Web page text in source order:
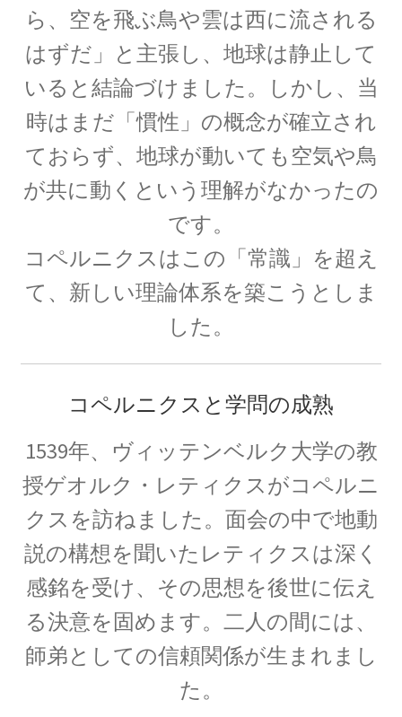
L・オイラー
【失明して単眼の巨人（サイクロプス）と呼ば
れた｜自然対数を定式化】
P・V・ミュッセンブルーク
【ライデン瓶を発明し静電気の基礎を確立】
P・ショーァ
【Peter Williston Shor, 1959/8/14-量子暗号を揺る
R・J・E・クラウジウス
【熱力学の第一法則を定めエントロピーを定義
｜エントロピー】
R・P・ファインマン
【天才｜経路積分やファインマンダイヤ
グラムを考案】
ら、空を飛ぶ鳥や雲は西に流される
はずだ」と主張し、地球は静止して
いると結論づけました。しかし、当
時はまだ「慣性」の概念が確立され
ておらず、地球が動いても空気や鳥
が共に動くという理解がなかったの
です。
コペルニクスはこの「常識」を超え
て、新しい理論体系を築こうとしま
した。
コペルニクスと学問の成熟
1539年、ヴィッテンベルク大学の教
授ゲオルク・レティクスがコペルニ
クスを訪ねました。面会の中で地動
説の構想を聞いたレティクスは深く
感銘を受け、その思想を後世に伝え
る決意を固めます。二人の間には、
師弟としての信頼関係が生まれまし
た。